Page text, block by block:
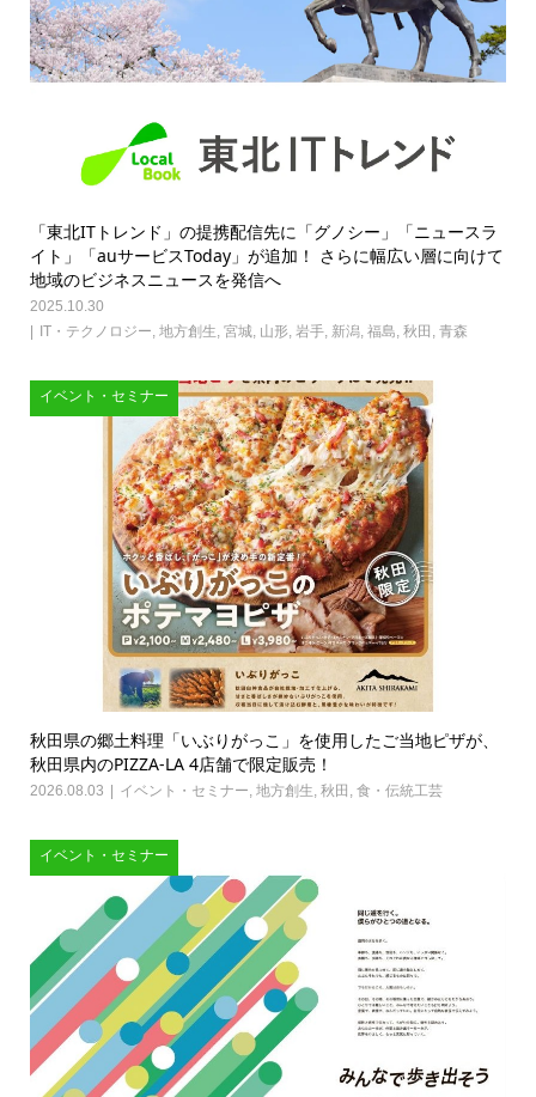
「東北ITトレンド」の提携配信先に「グノシー」「ニュースラ
イト」「auサービスToday」が追加！ さらに幅広い層に向けて
地域のビジネスニュースを発信へ
2025.10.30
IT・テクノロジー, 地方創生, 宮城, 山形, 岩手, 新潟, 福島, 秋田 , 青森
イベント・セミナー
秋田県の郷土料理「いぶりがっこ」を使用したご当地ピザが、
秋田県内のPIZZA-LA 4店舗で限定販売！
2026.08.03 イベント・セミナー, 地方創生, 秋田 , 食・伝統工芸
イベント・セミナー